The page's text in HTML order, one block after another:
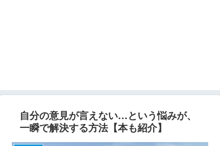
自分の意見が言えない…という悩みが、
一瞬で解決する方法【本も紹介】